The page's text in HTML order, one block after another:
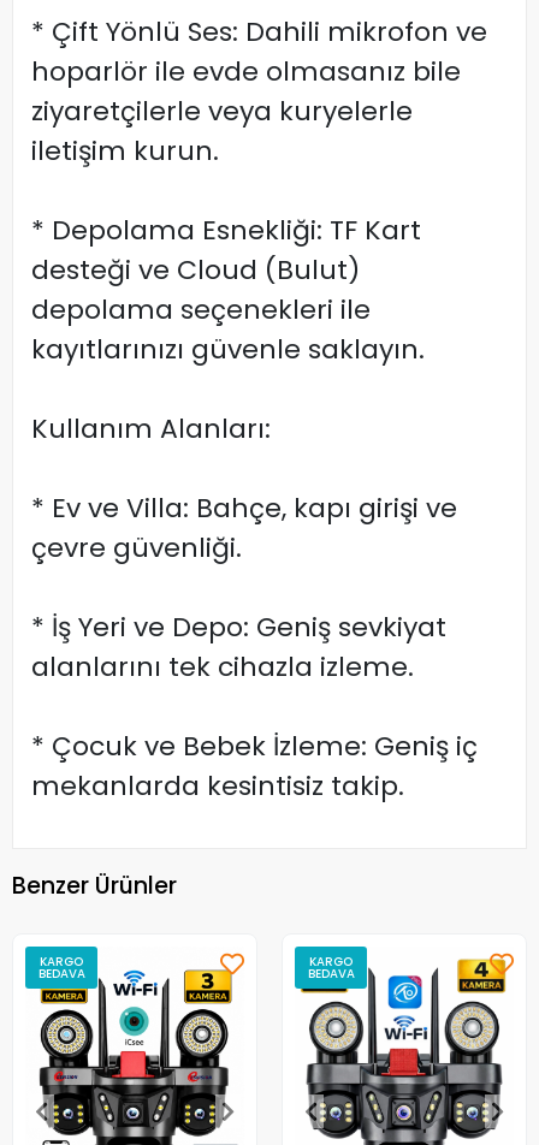
* Çift Yönlü Ses: Dahili mikrofon ve
hoparlör ile evde olmasanız bile
ziyaretçilerle veya kuryelerle
iletişim kurun.
* Depolama Esnekliği: TF Kart
desteği ve Cloud (Bulut)
depolama seçenekleri ile
kayıtlarınızı güvenle saklayın.
Kullanım Alanları:
* Ev ve Villa: Bahçe, kapı girişi ve
çevre güvenliği.
* İş Yeri ve Depo: Geniş sevkiyat
alanlarını tek cihazla izleme.
* Çocuk ve Bebek İzleme: Geniş iç
mekanlarda kesintisiz takip.
Benzer Ürünler
KARGO
BEDAVA
KARGO
BEDAVA